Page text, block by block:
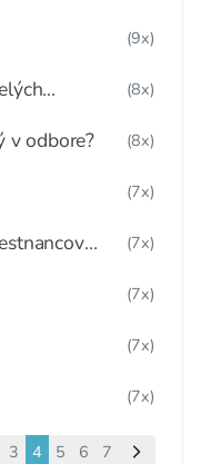
(9x)
(8x)
v odbore? (8x)
(7x)
(7x)
(7x)
(7x)
(7x)
3 4 5 6 7